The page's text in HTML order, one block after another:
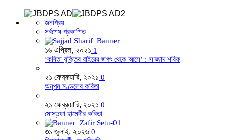
জনপ্রিয়
সর্বশেষ প্রকাশিত
১৬ এপ্রিল, ২০২১ 1
‘কবিতা যুক্তির বাইরের জগৎ থেকে আসে’ : সাজ্জাদ শরিফ
২১ ফেব্রুয়ারি, ২০২১ 0
অনুপম মণ্ডলের কবিতা
২১ ফেব্রুয়ারি, ২০২১ 0
মোস্তফা হামেদীর কবিতা
৩১ জুলাই, ২০২৬ 0